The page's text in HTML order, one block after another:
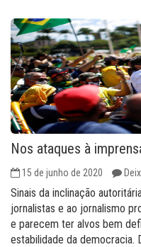
Nos ataques à
15 de junho de 2020
Sinais da inclinação
jornalistas e ao jornalismo
e parecem ter alvos bem
estabilidade da democracia.